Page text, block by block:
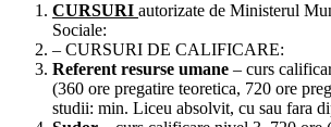
CURSURI autorizate de Ministerul
Sociale:
– CURSURI DE CALIFICARE:
Referent resurse umane – curs
(360 ore pregatire teoretica, 720 ore
studii: min. Liceu absolvit, cu sau fara